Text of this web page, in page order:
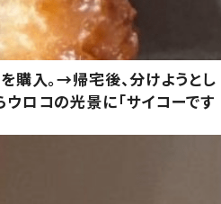
購入。→帰宅後、分けようとし
コの光景に「サイコーです